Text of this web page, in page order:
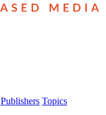
Publishers Topics